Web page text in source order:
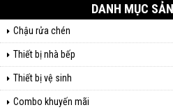
DANH MỤC
Chậu rửa chén
Thiết bị nhà bếp
Thiết bị vệ sinh
Combo khuyến mãi